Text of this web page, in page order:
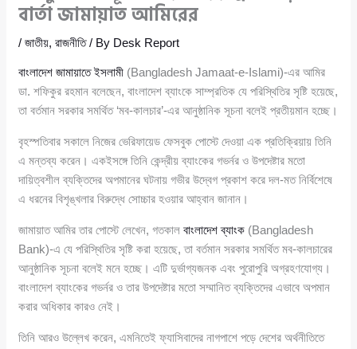
বার্তা জামায়াত আমিরের
/জাতীয়,রাজনীতি/ By Desk Report
বাংলাদেশ জামায়াতে ইসলামী (Bangladesh Jamaat-e-Islami)-এর আমির
ডা. শফিকুর রহমান বলেছেন, বাংলাদেশ ব্যাংকে সাম্প্রতিক যে পরিস্থিতির সৃষ্টি হয়েছে,
তা বর্তমান সরকার সমর্থিত ‘মব-কালচার’-এর আনুষ্ঠানিক সূচনা বলেই প্রতীয়মান হচ্ছে।
বৃহস্পতিবার সকালে নিজের ভেরিফায়েড ফেসবুক পোস্টে দেওয়া এক প্রতিক্রিয়ায় তিনি
এ মন্তব্য করেন। একইসঙ্গে তিনি কেন্দ্রীয় ব্যাংকের গভর্নর ও উপদেষ্টার মতো
দায়িত্বশীল ব্যক্তিদের অপমানের ঘটনায় গভীর উদ্বেগ প্রকাশ করে দল-মত নির্বিশেষে
এ ধরনের বিশৃঙ্খলার বিরুদ্ধে সোচ্চার হওয়ার আহ্বান জানান।
জামায়াত আমির তার পোস্টে লেখেন, গতকালবাংলাদেশ ব্যাংক (Bangladesh
Bank)-এ যে পরিস্থিতির সৃষ্টি করা হয়েছে, তা বর্তমান সরকার সমর্থিত মব-কালচারের
আনুষ্ঠানিক সূচনা বলেই মনে হচ্ছে। এটি দুর্ভাগ্যজনক এবং পুরোপুরি অগ্রহণযোগ্য।
বাংলাদেশ ব্যাংকের গভর্নর ও তার উপদেষ্টার মতো সম্মানিত ব্যক্তিদের এভাবে অপমান
করার অধিকার কারও নেই।
তিনি আরও উল্লেখ করেন, এমনিতেই ফ্যাসিবাদের নাগপাশে পড়ে দেশের অর্থনীতিতে